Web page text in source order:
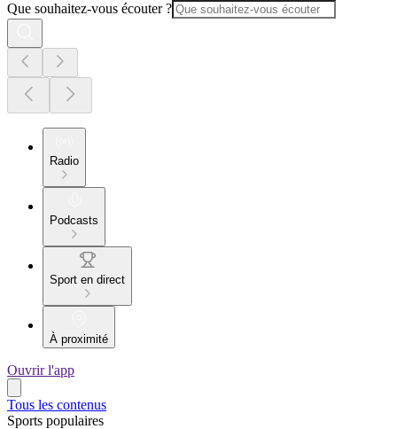
Que souhaitez-vous écouter ?
Radio
Podcasts
Sport en direct
À proximité
Ouvrir l'app
Tous les contenus
Sports populaires